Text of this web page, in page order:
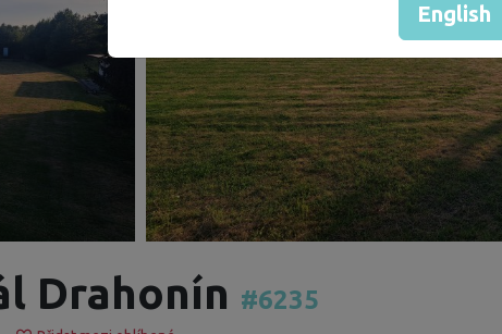
Drahonín #6235
English